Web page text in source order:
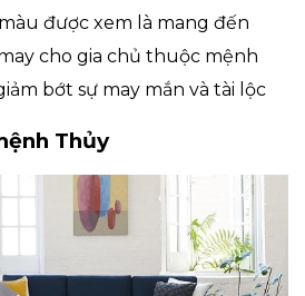
được xem là mang đến
cho gia chủ thuộc mệnh
bớt sự may mắn và tài lộc
Thủy